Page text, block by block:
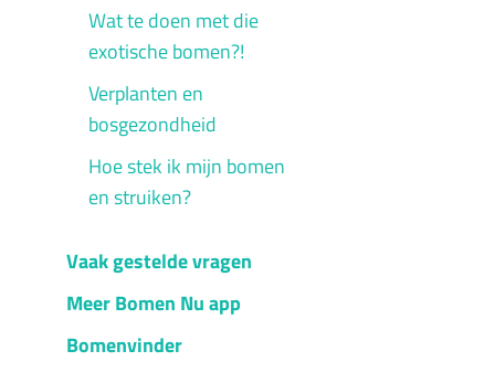
Wat te doen met die
exotische bomen?!
Verplanten en
bosgezondheid
Hoe stek ik mijn bomen
en struiken?
Vaak gestelde vragen
Meer Bomen Nu app
Bomenvinder